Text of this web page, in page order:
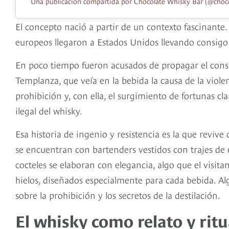
El concepto nació a partir de un contexto
europeos llegaron a Estados Unidos llevando
En poco tiempo fueron acusados de propagar el
Templanza, que veía en la bebida la causa de la
prohibición y, con ella, el surgimiento de fortunas
ilegal del whisky.
Esa historia de ingenio y resistencia es la que
se encuentran con bartenders vestidos con trajes
cocteles se elaboran con elegancia, algo que el
hielos, diseñados especialmente para cada bebida.
sobre la prohibición y los secretos de la destilación.
El whisky como relato y